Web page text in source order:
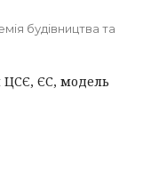
будівництва та
ЦСЄ, ЄС, модель